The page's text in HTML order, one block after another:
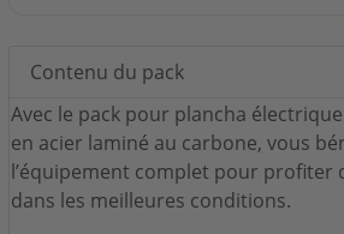
Contenu du pack
Avec le pack pour plancha
en acier laminé au carbone, vous
l’équipement complet pour profiter
dans les meilleures conditions.